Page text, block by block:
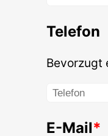
Telefon
Bevorzugt
E-Mail